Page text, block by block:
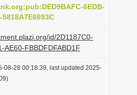
o
n
6EDB-
5818A7E6693C
id/2D1187C0-
AE60-FBBDFDFABD1F
08-28 00:18:39, last updated 2025-